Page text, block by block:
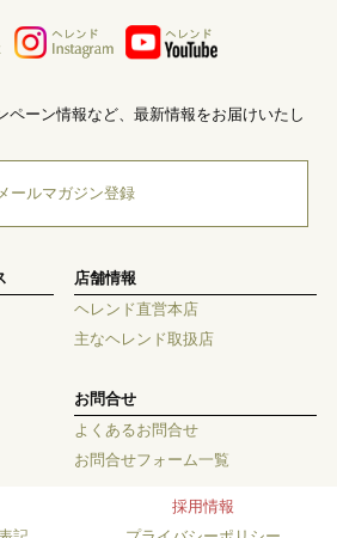
ペーン情報など、最新情報をお届けいたし
ールマガジン登録
店舗情報
ヘレンド直営本店
主なヘレンド取扱店
お問合せ
よくあるお問合せ
お問合せフォーム一覧
採用情報